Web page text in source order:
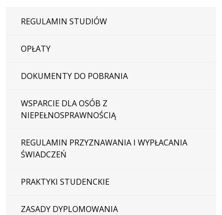
REGULAMIN STUDIÓW
OPŁATY
DOKUMENTY DO POBRANIA
WSPARCIE DLA OSÓB Z
NIEPEŁNOSPRAWNOŚCIĄ
REGULAMIN PRZYZNAWANIA I WYPŁACANIA
ŚWIADCZEŃ
PRAKTYKI STUDENCKIE
ZASADY DYPLOMOWANIA